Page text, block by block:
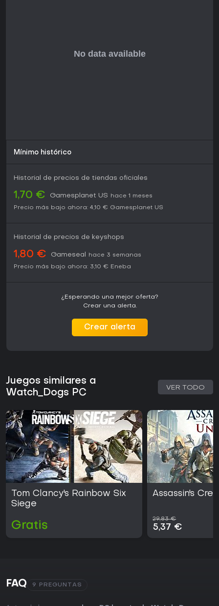
Mínimo histórico
Historial de precios de tiendas oficiales
1,70 € Gamesplanet US
hace 1 meses
Precio más bajo ahora: 4,10 € Gamesplanet US
Historial de precios de keyshops
1,80 € Gameseal
hace 3 semanas
Precio más bajo ahora: 3,10 € Eneba
¿Esperando una mejor oferta?
Crear una alerta.
Crear alerta
Juegos similares a
Watch_Dogs PC
VER TODO
Tom Clancy's Rainbow Six
Siege
Gratis
Assassin's
29,83 €
5,37 €
FAQ 9 PREGUNTAS